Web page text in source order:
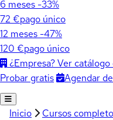
6 meses -33%
72 €pago único
12 meses -47%
120 €pago único
¿Empresa? Ver
Probar gratis
Agendar
Inicio Cursos